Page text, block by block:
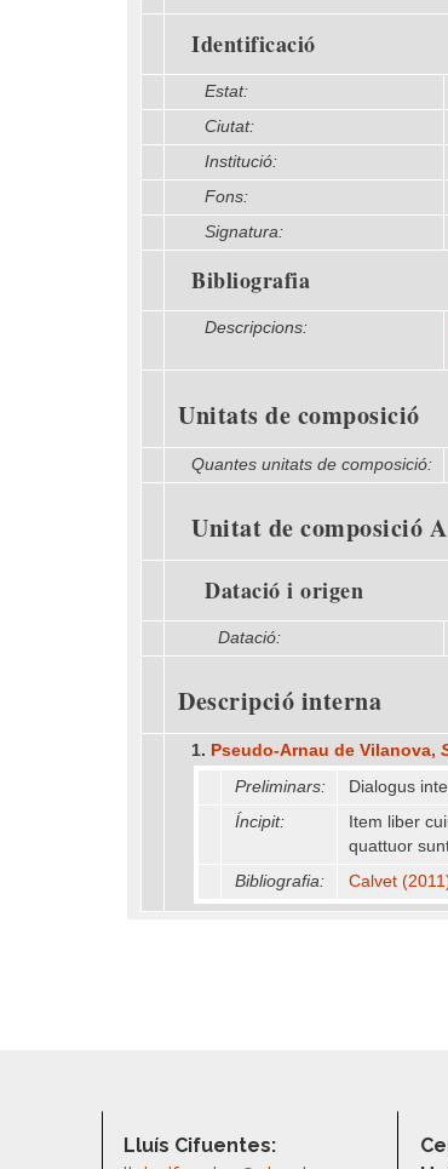
Identificació
Estat:
Ciutat:
Institució:
Fons:
Signatura:
Bibliografia
Descripcions:
Unitats de composició
Quantes unitats de composició:
Unitat de composició A
Datació i origen
Datació:
Descripció interna
1. Pseudo-Arnau de Vilanova,
Preliminars:
Dialogus
Íncipit:
Item liber
quattuor
Bibliografia:
Calvet
Lluís Cifuentes: